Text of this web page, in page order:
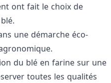
ont fait le choix de
une démarche éco-
du blé en farine sur une
toutes les qualités